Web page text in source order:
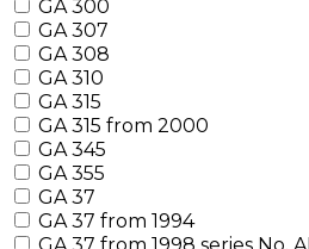
GA 300
GA 307
GA 308
GA 310
GA 315
GA 315 from 2000
GA 345
GA 355
GA 37
GA 37 from 1994